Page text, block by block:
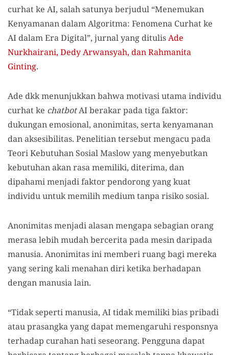
curhat ke AI, salah satunya berjudul “Menemukan
Kenyamanan dalam Algoritma: Fenomena Curhat ke
AI dalam Era Digital”, jurnal yang ditulisAde
Nurkhairani, Dedy Arwansyah, dan Rahmanita
Ginting.
Ade dkk menunjukkan bahwa motivasi utama individu
curhat ke chatbotAI berakar pada tiga faktor:
dukungan emosional, anonimitas, serta kenyamanan
dan aksesibilitas. Penelitian tersebut mengacu pada
Teori Kebutuhan Sosial Maslow yang menyebutkan
kebutuhan akan rasa memiliki, diterima, dan
dipahami menjadi faktor pendorong yang kuat
individu untuk memilih medium tanpa risiko sosial.
Anonimitas menjadi alasan mengapa sebagian orang
merasa lebih mudah bercerita pada mesin daripada
manusia. Anonimitas ini memberi ruang bagi mereka
yang sering kali menahan diri ketika berhadapan
dengan manusia lain.
“Tidak seperti manusia, AI tidak memiliki bias pribadi
atau prasangka yang dapat memengaruhi responsnya
terhadap curahan hati seseorang. Pengguna dapat